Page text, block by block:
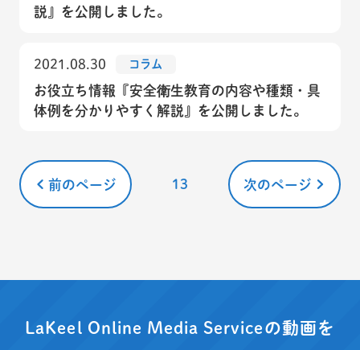
説』を公開しました。
2021.08.30 コラム
お役立ち情報『安全衛生教育の内容や種類・具
体例を分かりやすく解説』を公開しました。
前のページ 13 次のページ
LaKeel Online Media Serviceの動画を